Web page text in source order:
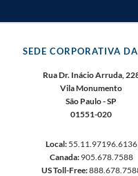
SEDE CORPORATIVA
Rua Dr. Inácio Arruda,
Vila Monumento
São Paulo - SP
01551-020
Local: 55.11.97196.6136
Canada:905.678.7588
US Toll-Free: